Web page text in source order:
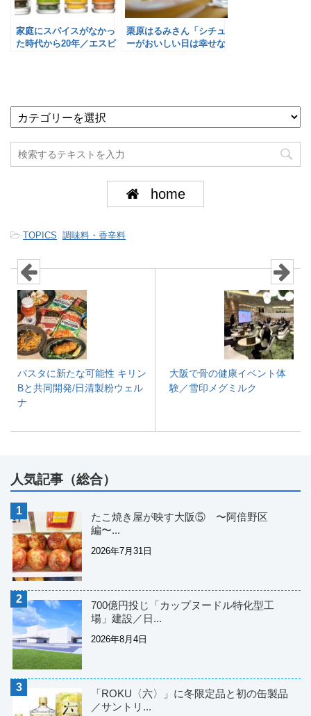
家庭にスパイスがなかっ
た時代から20年／エスビ
栗原はるみさん「シチュ
ーがおいしい日は幸せな
home
-TOPICS, 調味料・香辛料
パスタに新たな可能性 キリン
Bと共同開発/日清製粉ウェル
ナ
大阪で骨の健康イベント体
験／雪印メグミルク
人気記事（総合）
たこ焼き屋が映す大阪⑤ 〜阿倍野区
編〜...
2026年7月31日
700億円投じ「カップヌードル特化型工
場」建設／日...
2026年8月4日
「ROKU〈六〉」に冬限定品と初の缶製品
／サントリ...